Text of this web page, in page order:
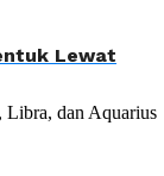
Lewat
Libra, dan Aquarius